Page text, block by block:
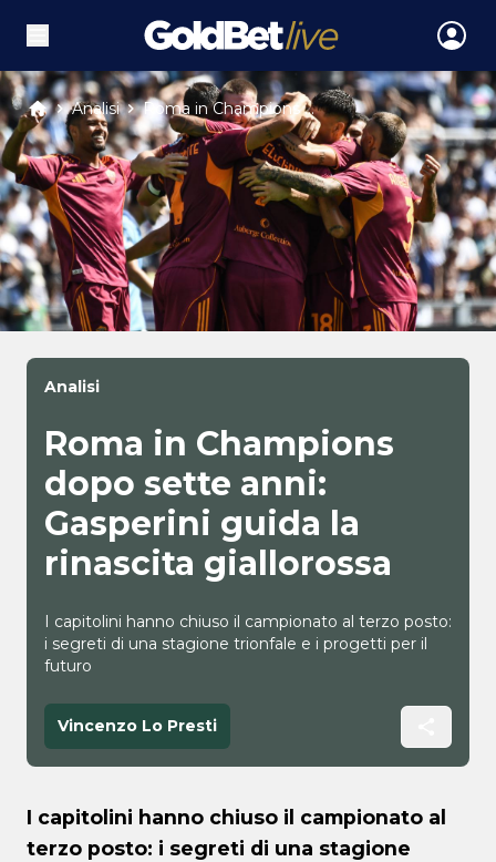
Analisi Roma in Champions ...
Analisi
Roma in Champions
dopo sette anni:
Gasperini guida la
rinascita giallorossa
I capitolini hanno chiuso il campionato al terzo posto:
i segreti di una stagione trionfale e i progetti per il
futuro
Vincenzo Lo Presti
I capitolini hanno chiuso il campionato al
terzo posto: i segreti di una stagione